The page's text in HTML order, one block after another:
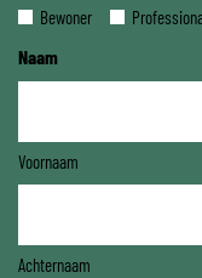
Bewoner
Naam
Voornaam
Achternaam